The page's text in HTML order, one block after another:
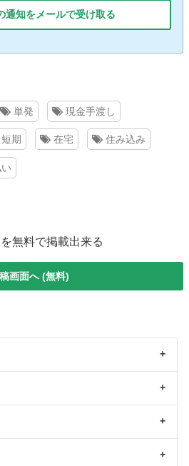
通知をメールで受け取る
単発 現金手渡し
短期 在宅 住み込み
無料で掲載出来る
画面へ (無料)